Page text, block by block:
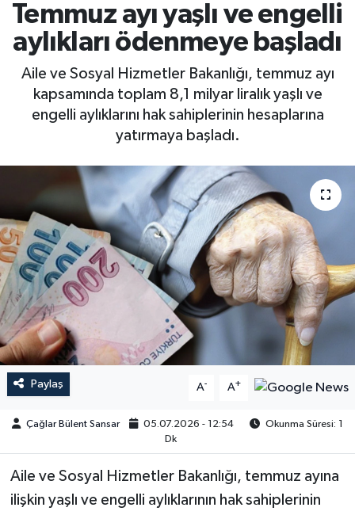
Temmuz ayı yaşlı ve engelli
aylıkları ödenmeye başladı
Aile ve Sosyal Hizmetler Bakanlığı, temmuz ayı
kapsamında toplam 8,1 milyar liralık yaşlı ve
engelli aylıklarını hak sahiplerinin hesaplarına
yatırmaya başladı.
Paylaş A- A+
Çağlar Bülent Sansar 05.07.2026 - 12:54
Okunma Süresi: 1
Dk
Aile ve Sosyal Hizmetler Bakanlığı, temmuz ayına
ilişkin yaşlı ve engelli aylıklarının hak sahiplerinin